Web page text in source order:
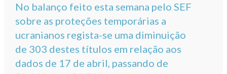
No balanço feito esta semana pelo SEF
sobre as proteções temporárias a
ucranianos regista-se uma diminuição
de 303 destes títulos em relação aos
dados de 17 de abril, passando de